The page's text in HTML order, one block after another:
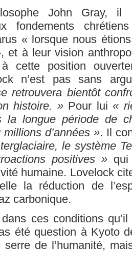
John Gray, il
fondements
« lorsque nous
et à leur vision
cette position
n’est pas sans
retrouvera bientôt
histoire. »Pour lui «
la longue période de
d’années ». Il
le système
positives »qui
humaine. Lovelock
la réduction de
carbonique.
ces conditions
été question à Kyoto
de l’humanité,